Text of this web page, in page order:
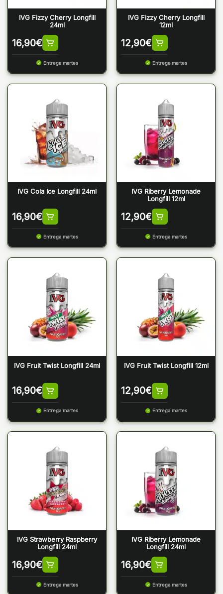
IVG Fizzy Cherry Longfill
24ml
16,90€
Entrega martes
IVG Fizzy Cherry Longfill
12ml
12,90€
Entrega martes
IVG Cola Ice Longfill 24ml
16,90€
Entrega martes
IVG Riberry Lemonade
Longfill 12ml
12,90€
Entrega martes
IVG Fruit Twist Longfill 24ml
16,90€
Entrega martes
IVG Fruit Twist Longfill 12ml
12,90€
Entrega martes
IVG Strawberry Raspberry
Longfill 24ml
16,90€
Entrega martes
IVG Riberry Lemonade
Longfill 24ml
16,90€
Entrega martes